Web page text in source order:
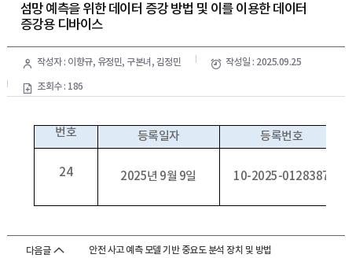
섬망 예측을 위한 데이터 증강 방법 및 이를 이용한 데이터
증강용 디바이스
작성자 : 이향규, 유정민, 구본녀, 김정민 작성일 : 2025.09.25
조회수 : 186
번호 등록일자 등록번호
24 2025년 9월 9일 10-2025-0128387
다음글 안전 사고 예측 모델 기반 중요도 분석 장치 및 방법